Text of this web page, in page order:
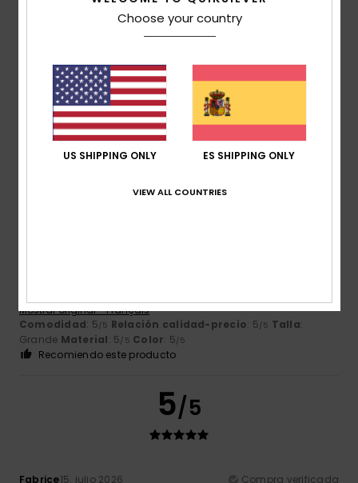
Catherine17. julio 2026
Cómodo y resistente
Mostrar original - Français
Comodidad: 5/5 Relación calidad-precio: 5/5 Talla: Talla
perfectaMaterial: 5/5 Color
Recomiendo este producto
5
Mostrar original - Français
Comodidad: 5/5 Relación calidad-precio: 5/5 Talla:
Grande Material: 5/5 Color: 5/5
Recomiendo este producto
5/5
Fabrice15. julio 2026
Compra verificada
Choose your country
US SHIPPING ONLY ES SHIPPING ONLY
VIEW ALL COUNTRIES